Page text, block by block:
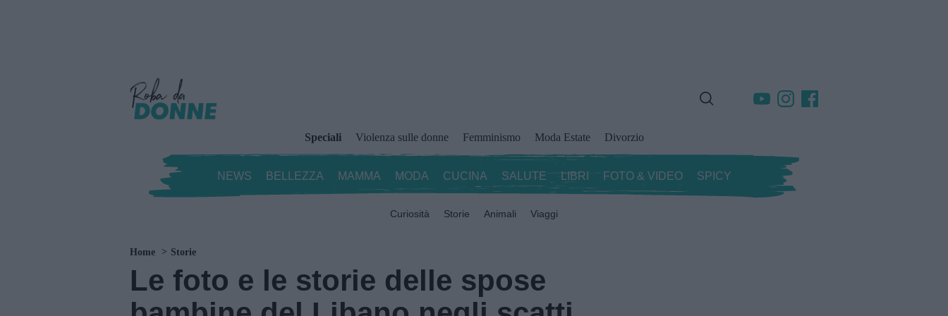
Speciali Violenza sulle donne Femminismo Moda Estate Divorzio
NEWS BELLEZZA MAMMA MODA CUCINA SALUTE LIBRI FOTO & VIDEO SPICY
Curiosità Storie Animali Viaggi
Home Storie
Le foto e le storie delle spose